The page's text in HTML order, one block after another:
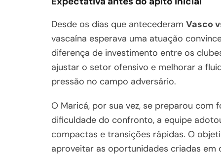
Desde os dias que antecederam Vasco
vascaína esperava uma atuação
diferença de investimento entre os
ajustar o setor ofensivo e melhorar a
pressão no campo adversário.
O Maricá, por sua vez, se preparou com
dificuldade do confronto, a equipe
compactas e transições rápidas. O
aproveitar as oportunidades criadas